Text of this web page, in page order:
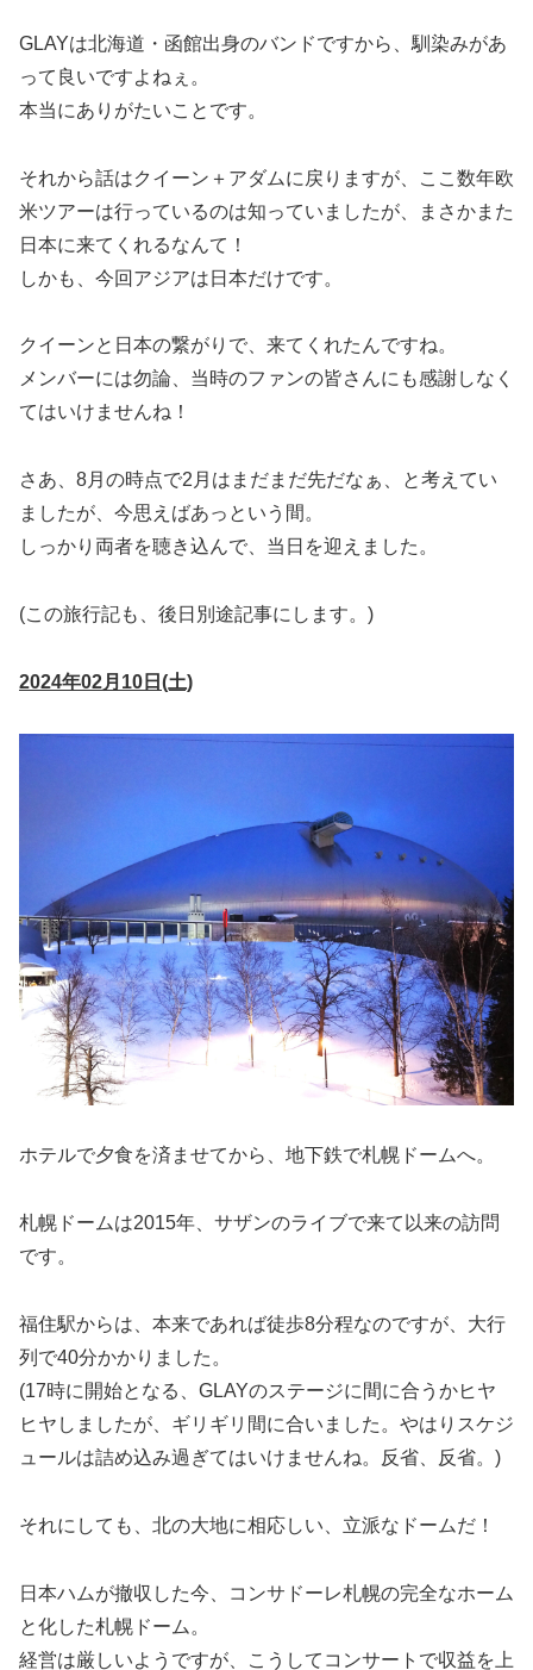
GLAYは北海道・函館出身のバンドですから、馴染みがあ
って良いですよねぇ。
本当にありがたいことです。
それから話はクイーン＋アダムに戻りますが、ここ数年欧
米ツアーは行っているのは知っていましたが、まさかまた
日本に来てくれるなんて！
しかも、今回アジアは日本だけです。
クイーンと日本の繋がりで、来てくれたんですね。
メンバーには勿論、当時のファンの皆さんにも感謝しなく
てはいけませんね！
さあ、8月の時点で2月はまだまだ先だなぁ、と考えてい
ましたが、今思えばあっという間。
しっかり両者を聴き込んで、当日を迎えました。
(この旅行記も、後日別途記事にします。)
2024年02月10日(土)
ホテルで夕食を済ませてから、地下鉄で札幌ドームへ。
札幌ドームは2015年、サザンのライブで来て以来の訪問
です。
福住駅からは、本来であれば徒歩8分程なのですが、大行
列で40分かかりました。
(17時に開始となる、GLAYのステージに間に合うかヒヤ
ヒヤしましたが、ギリギリ間に合いました。やはりスケジ
ュールは詰め込み過ぎてはいけませんね。反省、反省。)
それにしても、北の大地に相応しい、立派なドームだ！
日本ハムが撤収した今、コンサドーレ札幌の完全なホーム
と化した札幌ドーム。
経営は厳しいようですが、こうしてコンサートで収益を上